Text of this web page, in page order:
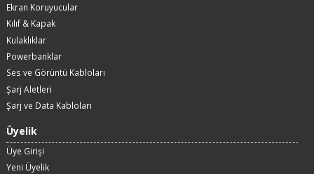
Ekran Koruyucular
Kılıf & Kapak
Kulaklıklar
Powerbanklar
Ses ve Görüntü Kabloları
Şarj Aletleri
Şarj ve Data Kabloları
Üyelik
Üye Girişi
Yeni Üyelik